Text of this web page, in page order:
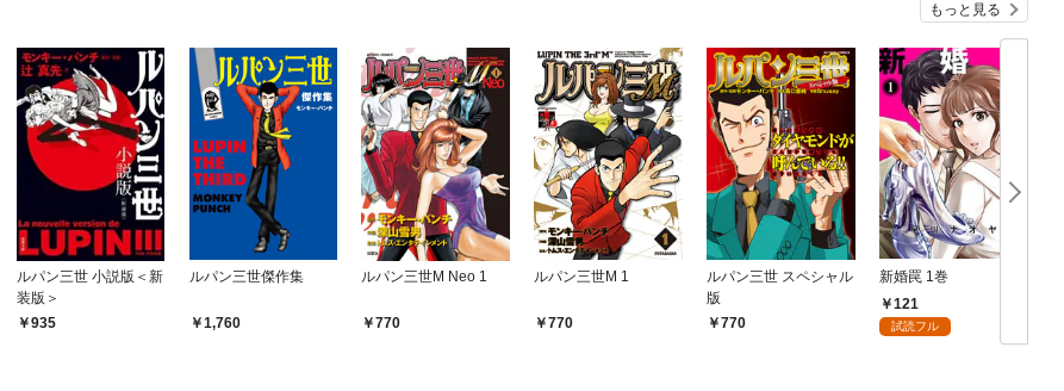
もっと見る
ルパン三世 小説版＜新
装版＞
935
ルパン三世傑作集
1,760
ルパン三世M Neo 1
770
ルパン三世M 1
770
ルパン三世 スペシャル
版
770
新婚罠 1巻
121
試読フル